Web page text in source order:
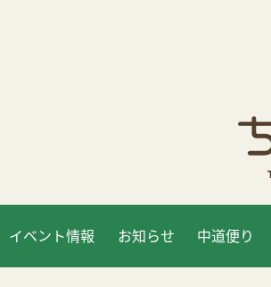
イベント情報 お知らせ 中道便り